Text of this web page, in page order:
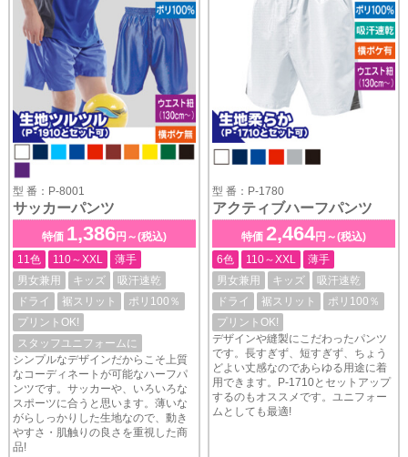
型 番：P-8001
サッカーパンツ
特価 1,386円～(税込)
11色
110～XXL
薄手
男女兼用
キッズ
吸汗速乾
ドライ
裾スリット
ポリ100％
プリントOK!
スタッフユニフォームに
シンプルなデザインだからこそ上質
なコーディネートが可能なハーフパ
ンツです。サッカーや、いろいろな
スポーツに合うと思います。薄いな
がらしっかりした生地なので、動き
やすさ・肌触りの良さを重視した商
品!
型 番：P-1780
アクティブハーフパンツ
特価 2,464円～(税込)
6色
110～XXL
薄手
男女兼用
キッズ
吸汗速乾
ドライ
裾スリット
ポリ100％
プリントOK!
デザインや縫製にこだわったパンツ
です。長すぎず、短すぎず、ちょう
どよい丈感なのであらゆる用途に着
用できます。P-1710とセットアップ
するのもオススメです。ユニフォー
ムとしても最適!